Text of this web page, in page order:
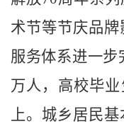
术节等节庆品
服务体系进一步
万人，高校毕
上。城乡居民